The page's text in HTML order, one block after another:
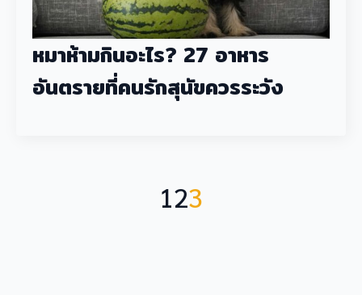
หมาห้ามกินอะไร? 27 อาหาร
อันตรายที่คนรักสุนัขควรระวัง
123